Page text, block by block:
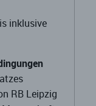
inklusive
RB Leipzig